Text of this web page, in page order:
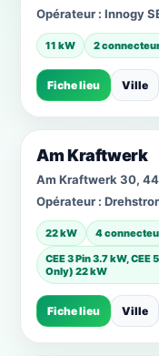
Opérateur : Innogy
11 kW 2
Fiche lieu Ville
Am Kraftwerk
Am Kraftwerk 30,
Opérateur :
22 kW
4
CEE 3 Pin 3.7 kW,
Only) 22 kW
Fiche lieu Ville